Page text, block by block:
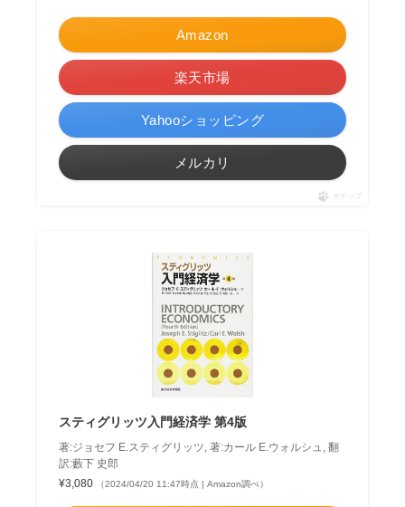
Amazon
楽天市場
Yahooショッピング
メルカリ
ポチップ
スティグリッツ入門経済学 第4版
著:ジョセフ E.スティグリッツ, 著:カール E.ウォルシュ, 翻
訳:藪下 史郎
¥3,080
（2024/04/20 11:47時点 | Amazon調べ）